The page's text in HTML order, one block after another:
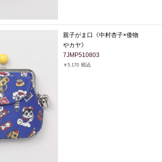
親子がま口《中村杏子×倭物
やカヤ》
7JMP510803
￥5,170 税込